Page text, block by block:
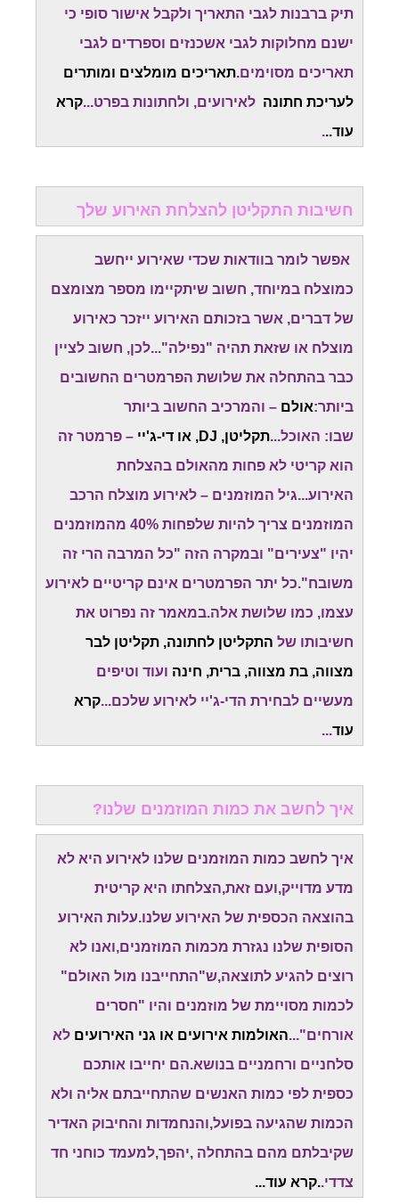
תיק ברבנות לגבי התאריך ולקבל אישור סופי כי
ישנם מחלוקות לגבי אשכנזים וספרדים לגבי
תאריכים מסוימים.תאריכים מומלצים ומותרים
לעריכת חתונה לאירועים, ולחתונות בפרט...קרא
עוד...
חשיבות התקליטן להצלחת האירוע שלך
אפשר לומר בוודאות שכדי שאירוע ייחשב
כמוצלח במיוחד, חשוב שיתקיימו מספר מצומצם
של דברים, אשר בזכותם האירוע ייזכר כאירוע
מוצלח או שזאת תהיה "נפילה"...לכן, חשוב לציין
כבר בהתחלה את שלושת הפרמטרים החשובים
ביותר:אולם – והמרכיב החשוב ביותר
שבו: האוכל...תקליטן, DJ, או די-ג'יי
– פרמטר זה
הוא קריטי לא פחות מהאולם בהצלחת
האירוע...גיל המוזמנים – לאירוע מוצלח הרכב
המוזמנים צריך להיות שלפחות 40% מהמוזמנים
יהיו "צעירים" ובמקרה הזה "כל המרבה הרי זה
משובח".כל יתר הפרמטרים אינם קריטיים לאירוע
עצמו, כמו שלושת אלה.במאמר זה נפרוט את
חשיבותו של התקליטן לחתונה, תקליטן לבר
מצווה, בת מצווה, ברית, חינה ועוד וטיפים
מעשיים לבחירת הדי-ג'יי לאירוע שלכם...קרא
עוד...
איך לחשב את כמות המוזמנים שלנו?
איך לחשב כמות המוזמנים שלנו לאירוע היא לא
מדע מדוייק,ועם זאת,הצלחתו היא קריטית
בהוצאה הכספית של האירוע שלנו.עלות האירוע
הסופית שלנו נגזרת מכמות המוזמנים,ואנו לא
רוצים להגיע לתוצאה,ש"התחייבנו מול האולם"
לכמות מסויימת של מוזמנים והיו "חסרים
אורחים"...האולמות אירועים או גני האירועים לא
סלחניים ורחמניים בנושא.הם יחייבו אותכם
כספית לפי כמות האנשים שהתחייבתם אליה ולא
הכמות שהגיעה בפועל,והנחמדות והחיבוק האדיר
שקיבלתם מהם בהתחלה ,יהפך,למעמד כוחני חד
צדדי..קרא עוד...